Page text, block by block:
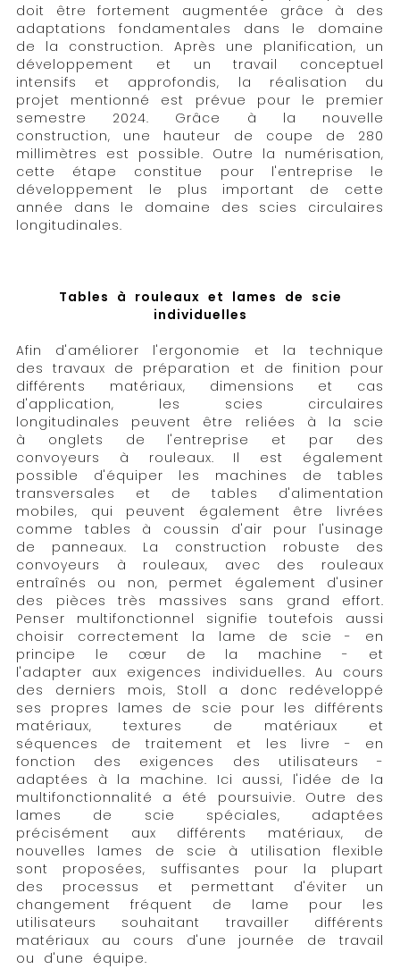
doit être fortement augmentée grâce à des
adaptations fondamentales dans le domaine
de la construction. Après une planification, un
développement et un travail conceptuel
intensifs et approfondis, la réalisation du
projet mentionné est prévue pour le premier
semestre 2024. Grâce à la nouvelle
construction, une hauteur de coupe de 280
millimètres est possible. Outre la numérisation,
cette étape constitue pour l'entreprise le
développement le plus important de cette
année dans le domaine des scies circulaires
longitudinales.
Tables à rouleaux et lames de scie
individuelles
Afin d'améliorer l'ergonomie et la technique
des travaux de préparation et de finition pour
différents matériaux, dimensions et cas
d'application, les scies circulaires
longitudinales peuvent être reliées à la scie
à onglets de l'entreprise et par des
convoyeurs à rouleaux. Il est également
possible d'équiper les machines de tables
transversales et de tables d'alimentation
mobiles, qui peuvent également être livrées
comme tables à coussin d'air pour l'usinage
de panneaux. La construction robuste des
convoyeurs à rouleaux, avec des rouleaux
entraînés ou non, permet également d'usiner
des pièces très massives sans grand effort.
Penser multifonctionnel signifie toutefois aussi
choisir correctement la lame de scie - en
principe le cœur de la machine - et
l'adapter aux exigences individuelles. Au cours
des derniers mois, Stoll a donc redéveloppé
ses propres lames de scie pour les différents
matériaux, textures de matériaux et
séquences de traitement et les livre - en
fonction des exigences des utilisateurs -
adaptées à la machine. Ici aussi, l'idée de la
multifonctionnalité a été poursuivie. Outre des
lames de scie spéciales, adaptées
précisément aux différents matériaux, de
nouvelles lames de scie à utilisation flexible
sont proposées, suffisantes pour la plupart
des processus et permettant d'éviter un
changement fréquent de lame pour les
utilisateurs souhaitant travailler différents
matériaux au cours d'une journée de travail
ou d'une équipe.